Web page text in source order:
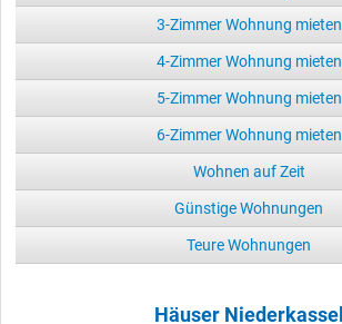
3-Zimmer Wohnung mieten
4-Zimmer Wohnung mieten
5-Zimmer Wohnung mieten
6-Zimmer Wohnung mieten
Wohnen auf Zeit
Günstige Wohnungen
Teure Wohnungen
Häuser Niederkassel